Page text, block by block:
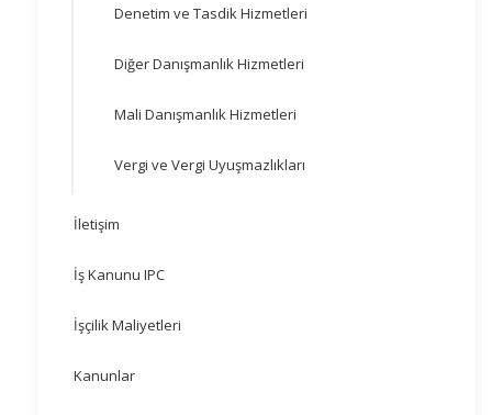
Denetim ve Tasdik Hizmetleri
Diğer Danışmanlık Hizmetleri
Mali Danışmanlık Hizmetleri
Vergi ve Vergi Uyuşmazlıkları
İletişim
İş Kanunu IPC
İşçilik Maliyetleri
Kanunlar